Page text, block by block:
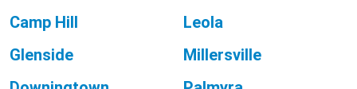
Camp Hill
Leola
Glenside
Millersville